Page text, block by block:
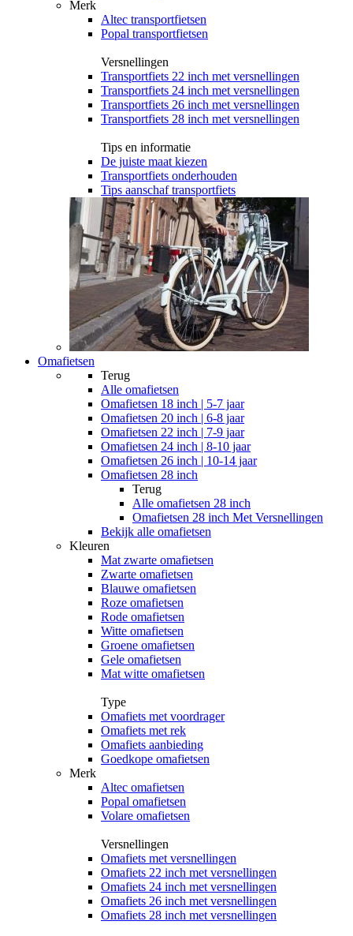
Merk
Altec transportfietsen
Popal transportfietsen
Versnellingen
Transportfiets 22 inch met versnellingen
Transportfiets 24 inch met versnellingen
Transportfiets 26 inch met versnellingen
Transportfiets 28 inch met versnellingen
Tips en informatie
De juiste maat kiezen
Transportfiets onderhouden
Tips aanschaf transportfiets
Omafietsen
Terug
Alle omafietsen
Omafietsen 18 inch | 5-7 jaar
Omafietsen 20 inch | 6-8 jaar
Omafietsen 22 inch | 7-9 jaar
Omafietsen 24 inch | 8-10 jaar
Omafietsen 26 inch | 10-14 jaar
Omafietsen 28 inch
Terug
Alle omafietsen 28 inch
Omafietsen 28 inch Met Versnellingen
Bekijk alle omafietsen
Kleuren
Mat zwarte omafietsen
Zwarte omafietsen
Blauwe omafietsen
Roze omafietsen
Rode omafietsen
Witte omafietsen
Groene omafietsen
Gele omafietsen
Mat witte omafietsen
Type
Omafiets met voordrager
Omafiets met rek
Omafiets aanbieding
Goedkope omafietsen
Merk
Altec omafietsen
Popal omafietsen
Volare omafietsen
Versnellingen
Omafiets met versnellingen
Omafiets 22 inch met versnellingen
Omafiets 24 inch met versnellingen
Omafiets 26 inch met versnellingen
Omafiets 28 inch met versnellingen